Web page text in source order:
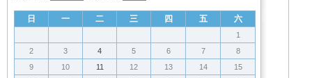
日 一 二 三 四 五 六
1
2
3 4 5 6 7
8
9
10 11 12 13 14
15